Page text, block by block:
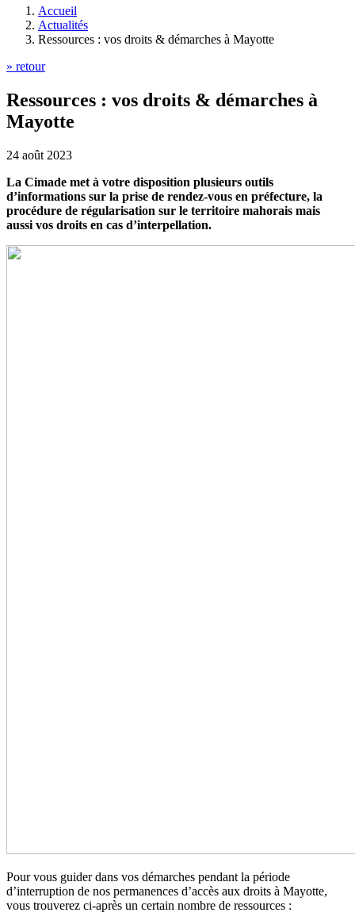
Accueil
Actualités
Ressources : vos droits & démarches à Mayotte
» retour
Ressources : vos droits & démarches à
Mayotte
24 août 2023
La Cimade met à votre disposition plusieurs outils
d’informations sur la prise de rendez-vous en préfecture, la
procédure de régularisation sur le territoire mahorais mais
aussi vos droits en cas d’interpellation.
Pour vous guider dans vos démarches pendant la période
d’interruption de nos permanences d’accès aux droits à Mayotte,
vous trouverez ci-après un certain nombre de ressources :